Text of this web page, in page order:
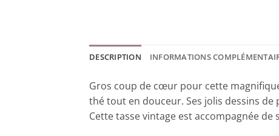
DESCRIPTION INFORMATIONS
Gros coup de cœur pour cette
thé tout en douceur. Ses jolis dessins
Cette tasse vintage est accompagnée de